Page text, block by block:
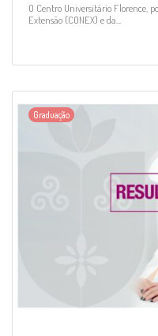
O Centro Universitário Florence,
Extensão (CONEX) e da...
Graduação